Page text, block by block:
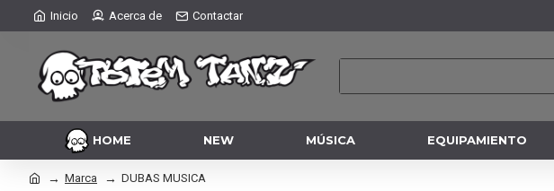
Inicio Acerca de Contactar
HOME NEW MÚSICA EQUIPAMIENTO
Marca DUBAS MUSICA